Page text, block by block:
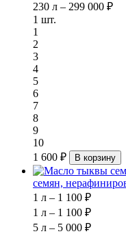
230 л – 299 000 ₽
1 шт.
1
2
3
4
5
6
7
8
9
10
1 600 ₽
В корзину
семян,
1 л – 1 100 ₽
1 л – 1 100 ₽
5 л – 5 000 ₽